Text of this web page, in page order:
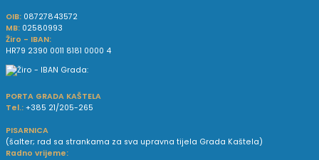
OIB: 08727843572
MB: 02580993
Žiro - IBAN:
HR79 2390 0011 8181 0000 4
PORTA GRADA KAŠTELA
Tel.: +385 21/205-265
PISARNICA
(šalter; rad sa strankama za sva upravna tijela Grada Kaštela)
Radno vrijeme: